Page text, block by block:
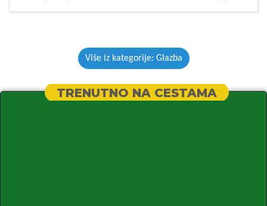
Više iz kategorije: Glazba
TRENUTNO NA CESTAMA